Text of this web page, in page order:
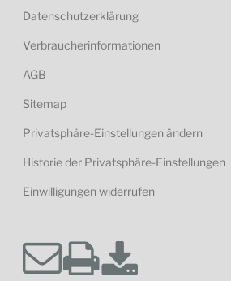
Datenschutzerklärung
Verbraucherinformationen
AGB
Sitemap
Privatsphäre-Einstellungen ändern
Historie der Privatsphäre-Einstellungen
Einwilligungen widerrufen